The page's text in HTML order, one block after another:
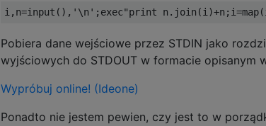
Pobiera dane wejściowe przez STDIN jako
wyjściowych do STDOUT w formacie opisanym
Wypróbuj online! (Ideone)
Ponadto nie jestem pewien, czy jest to w